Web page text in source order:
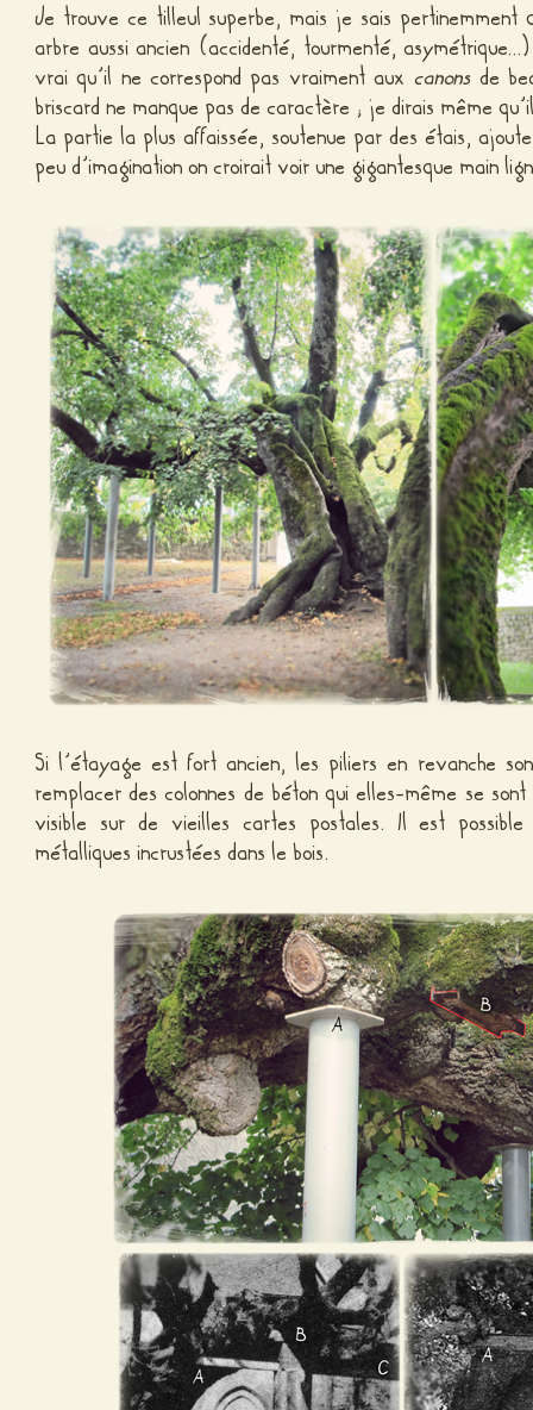
Je trouve ce tilleul superbe, mais je sais
arbre aussi ancien (accidenté, tourmenté,
vrai qu’il ne correspond pas vraiment auxcanons de
briscard ne manque pas de caractère ; je dirais même
La partie la plus affaissée, soutenue par des étais,
peu d’imagination on croirait voir une gigantesque main
Si l’étayage est fort ancien, les piliers en revanche
remplacer des colonnes de béton qui elles-même se
visible sur de vieilles cartes postales. Il est
métalliques incrustées dans le bois.